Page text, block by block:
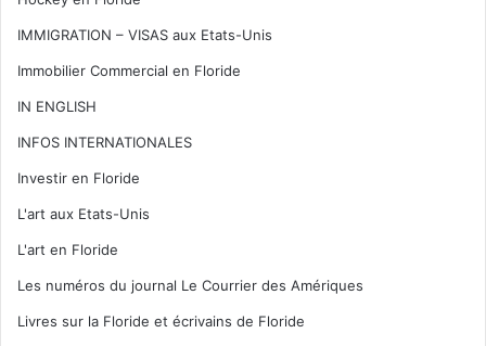
IMMIGRATION – VISAS aux Etats-Unis
Immobilier Commercial en Floride
IN ENGLISH
INFOS INTERNATIONALES
Investir en Floride
L'art aux Etats-Unis
L'art en Floride
Les numéros du journal Le Courrier des Amériques
Livres sur la Floride et écrivains de Floride